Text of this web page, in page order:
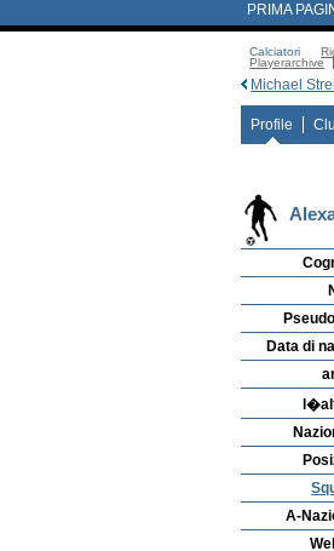
PRIMA
Calciatori
Playerarchive
Michael
Profile
Data di
A-